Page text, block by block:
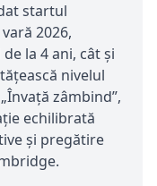
startul
2026,
la 4 ani, cât și
nivelul
zâmbind”,
echilibrată
și pregătire